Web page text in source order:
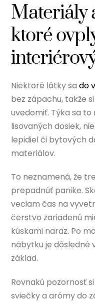
Materiály
ktoré
Niektoré látky sado
bez zápachu, takže
uvedomiť. Týka sa
lisovaných dosiek,
lepidiel či bytových
materiálov.
To neznamená, že
prepadnúť panike.
veciam čas na
čerstvo zariadenú
kúskami naraz. Po
nábytku je dôsledné
základ.
Rovnakú pozornosť
sviečky a arómy do